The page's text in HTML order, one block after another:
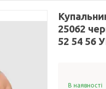
25062
52 54 56
В наявності